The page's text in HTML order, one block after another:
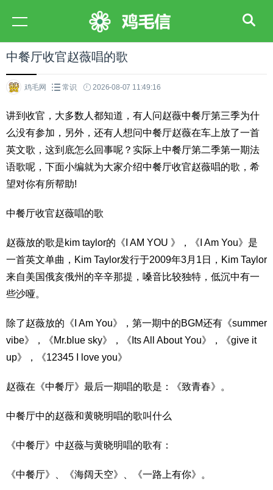
中餐厅收官赵薇唱的歌
鸡毛网 常识 2026-08-07 11:49:16
讲到收官，大多数人都知道，有人问赵薇中餐厅第三季为什
么没有参加，另外，还有人想问中餐厅赵薇在车上放了一首
英文歌，这到底怎么回事呢？实际上中餐厅第二季第一期法
语歌呢，下面小编就为大家介绍中餐厅收官赵薇唱的歌，希
望对你有所帮助!
中餐厅收官赵薇唱的歌
赵薇放的歌是kim taylor的《I AM YOU 》，《I Am You》是
一首英文单曲，Kim Taylor发行于2009年3月1日，Kim Taylor
来自美国俄亥俄州的辛辛那提，嗓音比较独特，低沉中有一
些沙哑。
除了赵薇放的《I Am You》，第一期中的BGM还有《summer
vibe》，《Mr.blue sky》，《Its All About You》，《give it
up》，《12345 I love you》
赵薇在《中餐厅》最后一期唱的歌是：《致青春》。
中餐厅中的赵薇和黄晓明唱的歌叫什么
《中餐厅》中赵薇与黄晓明唱的歌有：
《中餐厅》、《海阔天空》、《一路上有你》。